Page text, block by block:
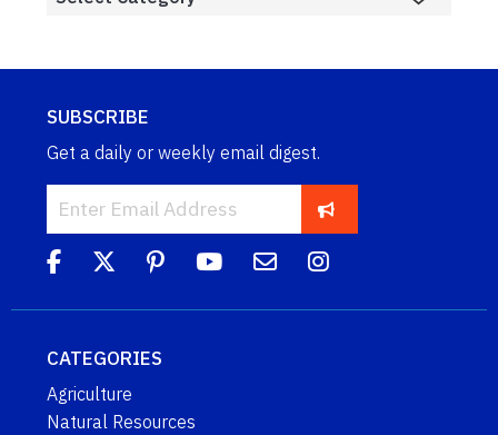
SUBSCRIBE
Get a daily or weekly email digest.
CATEGORIES
Agriculture
Natural Resources